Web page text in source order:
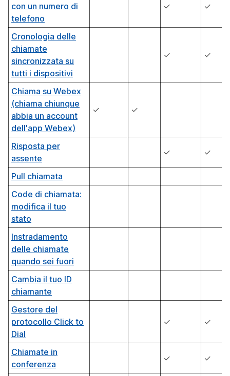
con un numero di
telefono
✓ ✓
Cronologia delle
chiamate
sincronizzata su
tutti i dispositivi
✓ ✓
Chiama su Webex
(chiama chiunque
abbia un account
dell'app Webex)
✓ ✓
Risposta per
assente
✓ ✓
Pull chiamata
Code di chiamata:
modifica il tuo
stato
Instradamento
delle chiamate
quando sei fuori
Cambia il tuo ID
chiamante
Gestore del
protocollo Click to
Dial
✓ ✓
Chiamate in
conferenza
✓ ✓